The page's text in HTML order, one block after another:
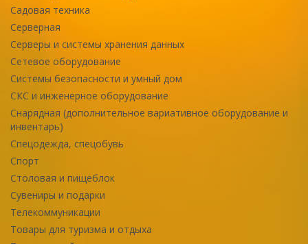
Садовая техника
Серверная
Серверы и системы хранения данных
Сетевое оборудование
Системы безопасности и умный дом
СКС и инженерное оборудование
Снарядная (дополнительное вариативное оборудование и
инвентарь)
Спецодежда, спецобувь
Спорт
Столовая и пищеблок
Сувениры и подарки
Телекоммуникации
Товары для туризма и отдыха